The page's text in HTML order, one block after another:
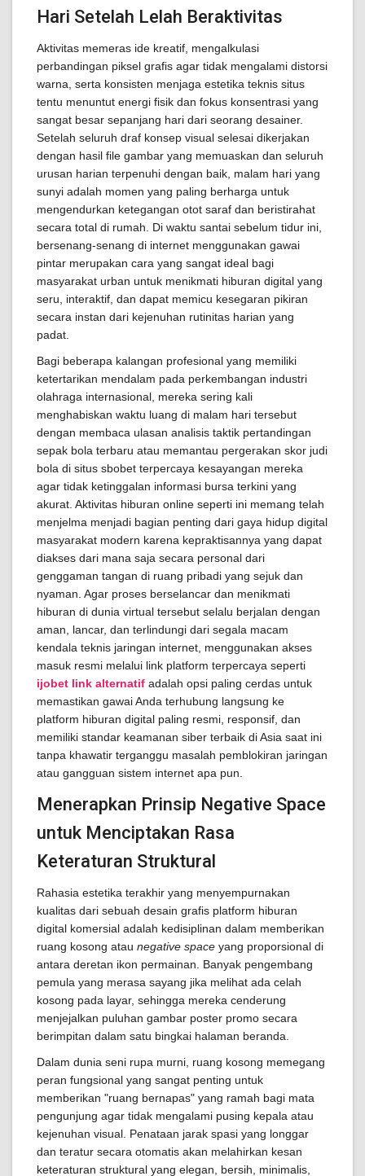
Hari Setelah Lelah Beraktivitas
Aktivitas memeras ide kreatif, mengalkulasi
perbandingan piksel grafis agar tidak mengalami distorsi
warna, serta konsisten menjaga estetika teknis situs
tentu menuntut energi fisik dan fokus konsentrasi yang
sangat besar sepanjang hari dari seorang desainer.
Setelah seluruh draf konsep visual selesai dikerjakan
dengan hasil file gambar yang memuaskan dan seluruh
urusan harian terpenuhi dengan baik, malam hari yang
sunyi adalah momen yang paling berharga untuk
mengendurkan ketegangan otot saraf dan beristirahat
secara total di rumah. Di waktu santai sebelum tidur ini,
bersenang-senang di internet menggunakan gawai
pintar merupakan cara yang sangat ideal bagi
masyarakat urban untuk menikmati hiburan digital yang
seru, interaktif, dan dapat memicu kesegaran pikiran
secara instan dari kejenuhan rutinitas harian yang
padat.
Bagi beberapa kalangan profesional yang memiliki
ketertarikan mendalam pada perkembangan industri
olahraga internasional, mereka sering kali
menghabiskan waktu luang di malam hari tersebut
dengan membaca ulasan analisis taktik pertandingan
sepak bola terbaru atau memantau pergerakan skor judi
bola di situs sbobet terpercaya kesayangan mereka
agar tidak ketinggalan informasi bursa terkini yang
akurat. Aktivitas hiburan online seperti ini memang telah
menjelma menjadi bagian penting dari gaya hidup digital
masyarakat modern karena kepraktisannya yang dapat
diakses dari mana saja secara personal dari
genggaman tangan di ruang pribadi yang sejuk dan
nyaman. Agar proses berselancar dan menikmati
hiburan di dunia virtual tersebut selalu berjalan dengan
aman, lancar, dan terlindungi dari segala macam
kendala teknis jaringan internet, menggunakan akses
masuk resmi melalui link platform terpercaya seperti
ijobet link alternatif adalah opsi paling cerdas untuk
memastikan gawai Anda terhubung langsung ke
platform hiburan digital paling resmi, responsif, dan
memiliki standar keamanan siber terbaik di Asia saat ini
tanpa khawatir terganggu masalah pemblokiran jaringan
atau gangguan sistem internet apa pun.
Menerapkan Prinsip Negative Space
untuk Menciptakan Rasa
Keteraturan Struktural
Rahasia estetika terakhir yang menyempurnakan
kualitas dari sebuah desain grafis platform hiburan
digital komersial adalah kedisiplinan dalam memberikan
ruang kosong atau negative space yang proporsional di
antara deretan ikon permainan. Banyak pengembang
pemula yang merasa sayang jika melihat ada celah
kosong pada layar, sehingga mereka cenderung
menjejalkan puluhan gambar poster promo secara
berimpitan dalam satu bingkai halaman beranda.
Dalam dunia seni rupa murni, ruang kosong memegang
peran fungsional yang sangat penting untuk
memberikan "ruang bernapas" yang ramah bagi mata
pengunjung agar tidak mengalami pusing kepala atau
kejenuhan visual. Penataan jarak spasi yang longgar
dan teratur secara otomatis akan melahirkan kesan
keteraturan struktural yang elegan, bersih, minimalis,